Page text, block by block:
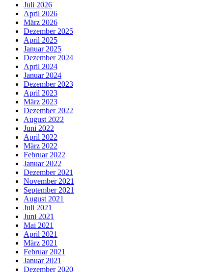
Juli 2026
April 2026
März 2026
Dezember 2025
April 2025
Januar 2025
Dezember 2024
April 2024
Januar 2024
Dezember 2023
April 2023
März 2023
Dezember 2022
August 2022
Juni 2022
April 2022
März 2022
Februar 2022
Januar 2022
Dezember 2021
November 2021
September 2021
August 2021
Juli 2021
Juni 2021
Mai 2021
April 2021
März 2021
Februar 2021
Januar 2021
Dezember 2020